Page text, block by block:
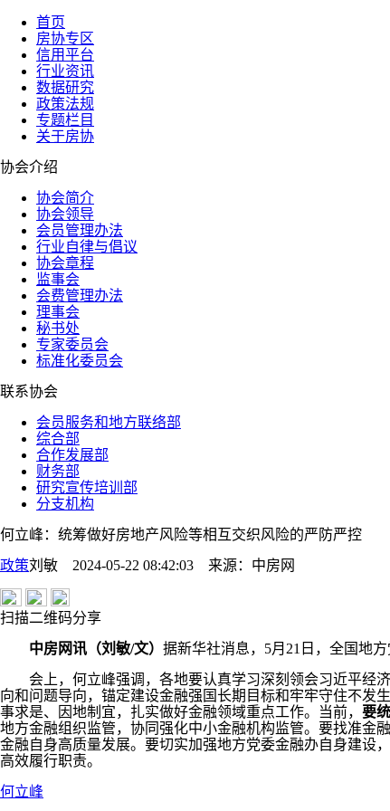
首页
房协专区
信用平台
行业资讯
数据研究
政策法规
专题栏目
关于房协
协会介绍
协会简介
协会领导
会员管理办法
行业自律与倡议
协会章程
监事会
会费管理办法
理事会
秘书处
专家委员会
标准化委员会
联系协会
会员服务和地方联络部
综合部
合作发展部
财务部
研究宣传培训部
分支机构
何立峰：统筹做好房地产风险等相互交织风险的严防严控
政策刘敏 2024-05-22 08:42:03 来源： 中房网
扫描二维码分享
中房网讯（刘敏/文） 据新华社消息，5月21日，全国地
会上，何立峰强调，各地要认真学习深刻领会习近平经济
向和问题导向，锚定建设金融强国长期目标和牢牢守住不发
事求是、因地制宜，扎实做好金融领域重点工作。当前， 要
地方金融组织监管，协同强化中小金融机构监管。要找准金
金融自身高质量发展。要切实加强地方党委金融办自身建设
高效履行职责。
何立峰